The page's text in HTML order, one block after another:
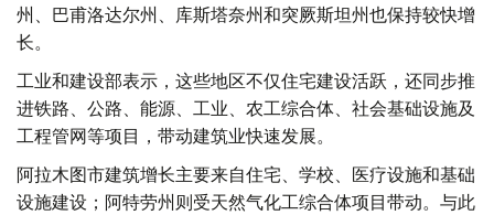
州、巴甫洛达尔州、库斯塔奈州和突厥斯坦州也保持较快增
长。
工业和建设部表示，这些地区不仅住宅建设活跃，还同步推
进铁路、公路、能源、工业、农工综合体、社会基础设施及
工程管网等项目，带动建筑业快速发展。
阿拉木图市建筑增长主要来自住宅、学校、医疗设施和基础
设施建设；阿特劳州则受天然气化工综合体项目带动。与此